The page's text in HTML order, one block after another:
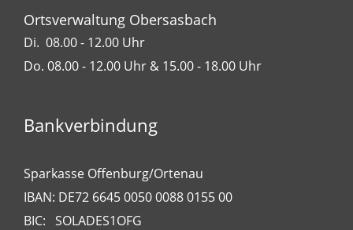
Ortsverwaltung Obersasbach
Di. 08.00 - 12.00 Uhr
Do. 08.00 - 12.00 Uhr & 15.00 - 18.00 Uhr
Bankverbindung
Sparkasse Offenburg/Ortenau
IBAN: DE72 6645 0050 0088 0155 00
BIC: SOLADES1OFG